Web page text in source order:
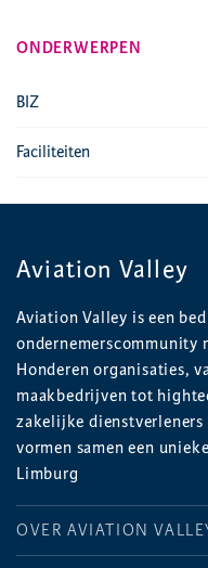
ONDERWERPEN
BIZ
Faciliteiten
Aviation Valley
Aviation Valley is een
ondernemerscommunity
Honderen organisaties,
maakbedrijven tot
zakelijke
vormen samen een
Limburg
OVER AVIATION